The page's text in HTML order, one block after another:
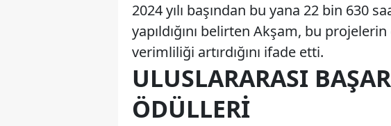
2024 yılı başından bu yana 22 bin 630
yapıldığını belirten Akşam, bu
verimliliği artırdığını ifade etti.
ULUSLARARASI
ÖDÜLLERI